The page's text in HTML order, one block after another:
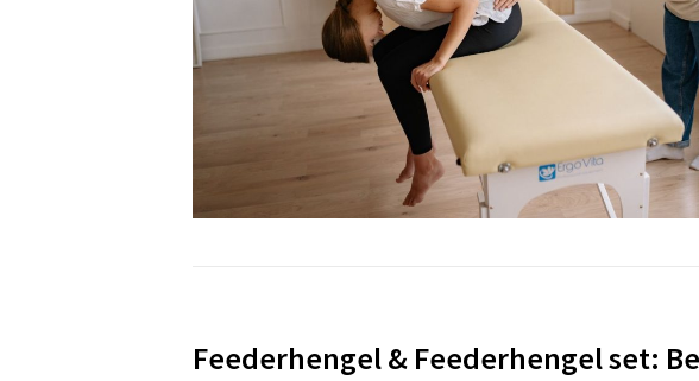
Feederhengel & Feederhengel set: